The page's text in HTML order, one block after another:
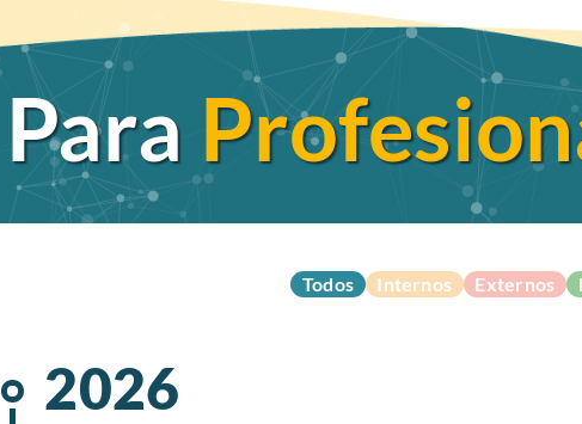
Para
Todos Internos Externos
2026